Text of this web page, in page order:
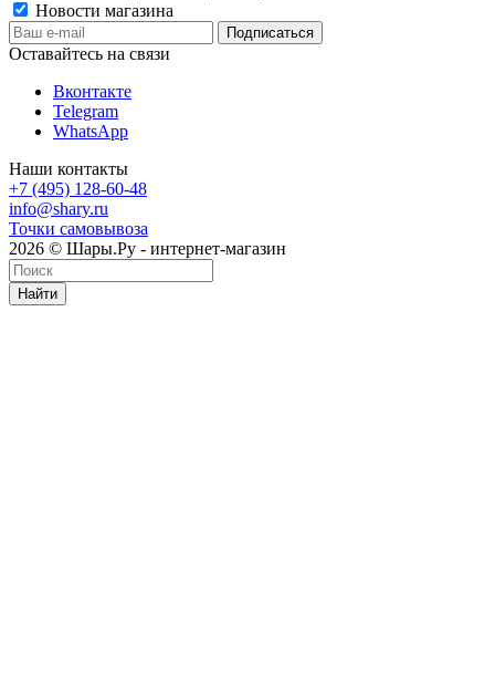
Новости магазина
Оставайтесь на связи
Вконтакте
Telegram
WhatsApp
Наши контакты
+7 (495) 128-60-48
info@shary.ru
Точки самовывоза
2026 © Шары.Ру - интернет-магазин
Найти